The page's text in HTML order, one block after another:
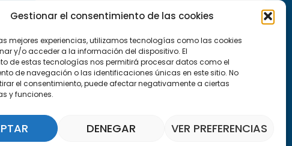
Gestionar el consentimiento de las cookies
mejores experiencias, utilizamos tecnologías como las cookies
y/o acceder a la información del dispositivo. El
de estas tecnologías nos permitirá procesar datos como el
de navegación o las identificaciones únicas en este sitio. No
el consentimiento, puede afectar negativamente a ciertas
y funciones.
DENEGAR VER PREFERENCIAS